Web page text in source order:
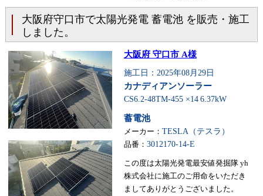
大阪府守口市で太陽光発電 蓄電池 を販売・施工
しました。
大阪府 守口市 A様
施工日：2025年08月29日
カナディアンソーラー
CS6.2-48TM-455 ×14 6.37kW
蓄電池
メーカー： TESLA（テスラ）
品番： 3012170-14-E
この度は太陽光発電最安値発掘隊 yh
株式会社に施工のご用命をいただき
ましてありがとうございました。